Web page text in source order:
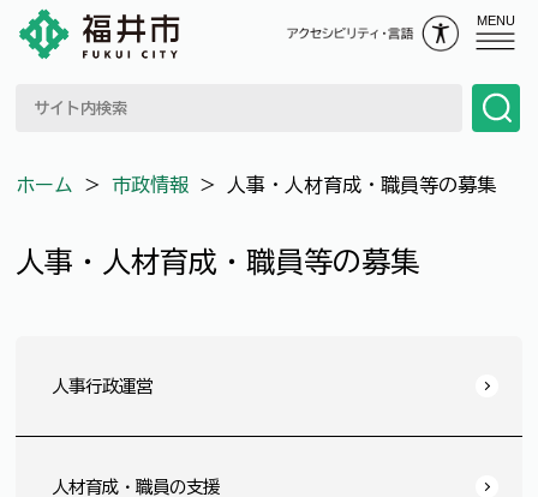
MENU
ホーム ＞ 市政情報 ＞ 人事・人材育成・職員等の募集
人事・人材育成・職員等の募集
人事行政運営
人材育成・職員の支援